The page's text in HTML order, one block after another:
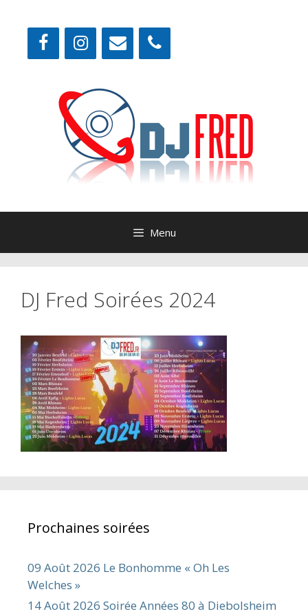
contenu
Menu
DJ Fred Soirées 2024
Prochaines soirées
09 Août 2026 Le Bonhomme « Oh Les
Welches »
14 Août 2026 Soirée Années 80 à Diebolsheim